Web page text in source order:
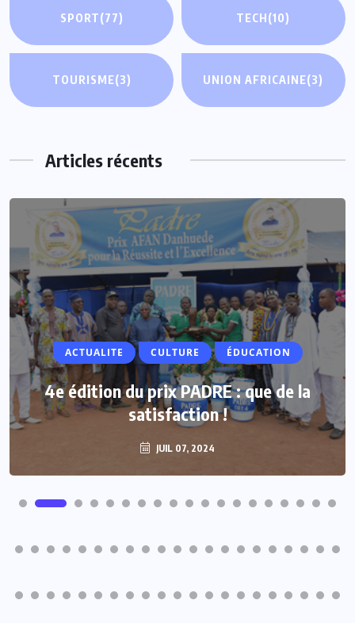
SPORT(77) TECH(10)
TOURISME(3) UNION AFRICAINE(3)
Articles récents
ACTUALITE CULTURE ÉDUCATION
4e édition du prix PADRE : que de la
satisfaction !
JUIL 07, 2024
ACTUALITE
Vacances parlementaires : les députés
renforcent leur proximité avec les
populations
JUIL 07, 2024